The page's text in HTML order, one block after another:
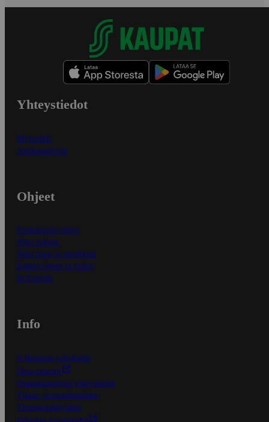
Yhteystiedot
Myymälät
Asiakaspalvelu
Ohjeet
Ensitilaajan ohjeet
Näin maksat
Näin tilaat ja muokkaat
Kaikki ohjeet ja vinkit
In English
Info
S-Business yrityksille
Oiva-raportit
Osuuskauppojen yhteystiedot
Tilaus- ja toimitusehdot
Tietosuojakäytäntö